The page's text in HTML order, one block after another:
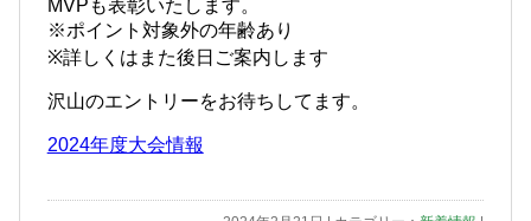
MVPも表彰いたします。
※ポイント対象外の年齢あり
※詳しくはまた後日ご案内します
沢山のエントリーをお待ちしてます。
2024年度大会情報